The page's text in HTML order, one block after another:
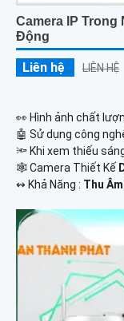
Camera IP Trong
Động
Liên hệ LIÊN HỆ
️👀 Hình ảnh chất
🤖️ Sử dụng công
🔦 Khi xem thiếu
🕸️ Camera Thiết Kế
️↭ Khả Năng : Thu